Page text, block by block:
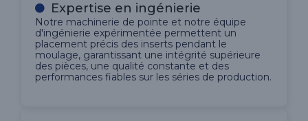
Expertise en ingénierie
Notre machinerie de pointe et notre équipe
d'ingénierie expérimentée permettent un
placement précis des inserts pendant le
moulage, garantissant une intégrité supérieure
des pièces, une qualité constante et des
performances fiables sur les séries de production.